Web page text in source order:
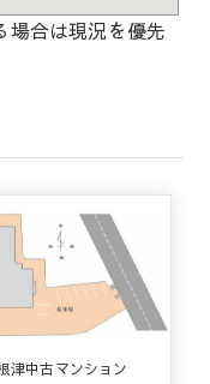
合は現況を優先
津中古マンション